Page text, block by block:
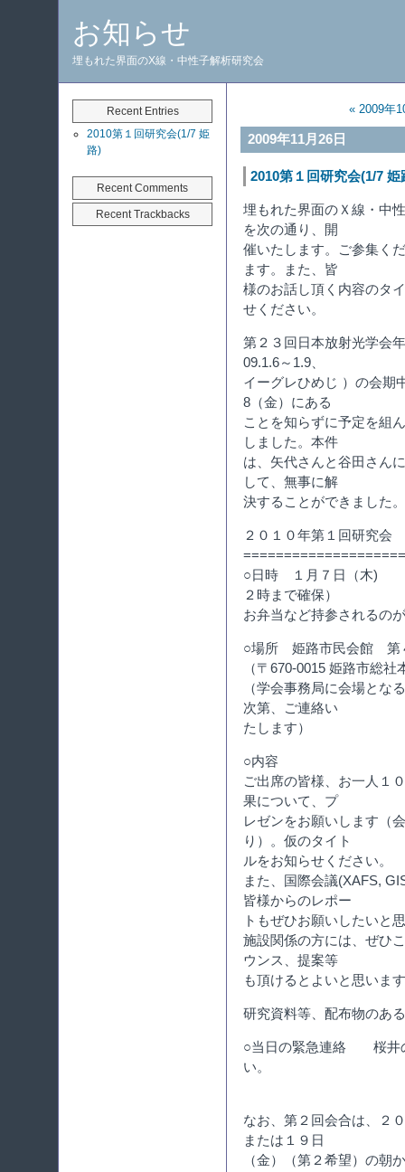
お知らせ
埋もれた界面のX線・中性子解析研究会
« 2009年
2009年11月26日
2010第１回研究会(1/7 姫
埋もれた界面のＸ線・中
を次の通り、開
催いたします。ご参集く
ます。また、皆
様のお話し頂く内容のタ
せください。
第２３回日本放射光学会
09.1.6～1.9、
イーグレひめじ ）の会期
8（金）にある
ことを知らずに予定を組
しました。本件
は、矢代さんと谷田さん
して、無事に解
決することができました
２０１０年第１回研究会
○日時 １月７日（木) １
２時まで確保）
お弁当など持参されるの
○場所 姫路市民会館 第
（〒670-0015 姫路市総
（学会事務局に会場とな
次第、ご連絡い
たします）
○内容
ご出席の皆様、お一人１
果について、プ
レゼンをお願いします（
り）。仮のタイト
ルをお知らせください。
また、国際会議(XAFS,
皆様からのレポー
トもぜひお願いしたいと
施設関係の方には、ぜひ
ウンス、提案等
も頂けるとよいと思いま
研究資料等、配布物のあ
○当日の緊急連絡 桜井の
い。
なお、第２回会合は、２
または１９日
（金）（第２希望）の朝
Recent Entries
2010第１回研究会(1/7 姫
路)
Recent Comments
Recent Trackbacks